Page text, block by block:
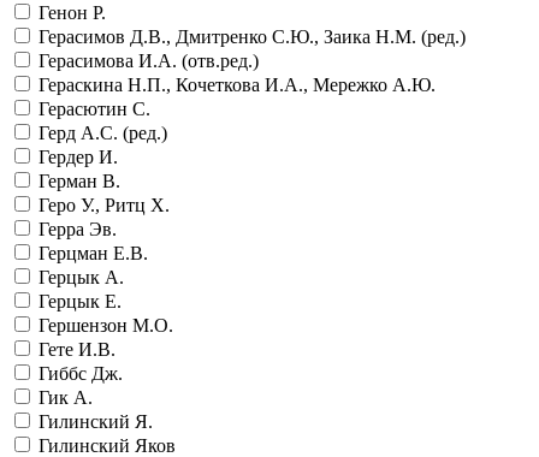
Генон Р.
Герасимов Д.В., Дмитренко С.Ю., Заика Н.М. (ред.)
Герасимова И.А. (отв.ред.)
Гераскина Н.П., Кочеткова И.А., Мережко А.Ю.
Герасютин С.
Герд А.С. (ред.)
Гердер И.
Герман В.
Геро У., Ритц Х.
Герра Эв.
Герцман Е.В.
Герцык А.
Герцык Е.
Гершензон М.О.
Гете И.В.
Гиббс Дж.
Гик А.
Гилинский Я.
Гилинский Яков